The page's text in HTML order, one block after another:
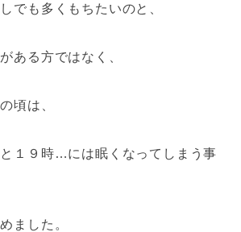
でも多くもちたいのと、
ある方ではなく、
頃は、
１９時…には眠くなってしまう事
ました。